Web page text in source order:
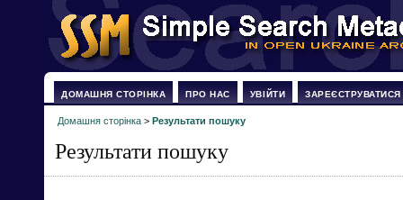
ДОМАШНЯ СТОРІНКА ПРО НАС УВІЙТИ ЗАРЕЄСТРУВАТИСЯ
Домашня сторінка > Результати пошуку
Результати пошуку